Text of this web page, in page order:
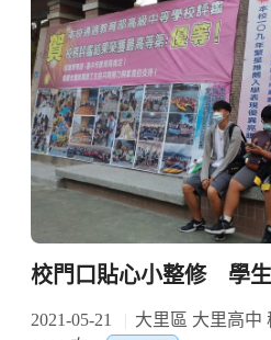
校門口貼心小整修 學
2021-05-21 大里區 大里高中